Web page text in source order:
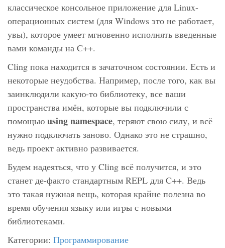
классическое консольное приложение для Linux-
операционных систем (для Windows это не работает,
увы), которое умеет мгновенно исполнять введенные
вами команды на C++.
Cling пока находится в зачаточном состоянии. Есть и
некоторые неудобства. Например, после того, как вы
заинклюдили какую-то библиотеку, все ваши
пространства имён, которые вы подключили с
помощью using namespace, теряют свою силу, и всё
нужно подключать заново. Однако это не страшно,
ведь проект активно развивается.
Будем надеяться, что у Cling всё получится, и это
станет де-факто стандартным REPL для C++. Ведь
это такая нужная вещь, которая крайне полезна во
время обучения языку или игры с новыми
библиотеками.
Категории: Программирование